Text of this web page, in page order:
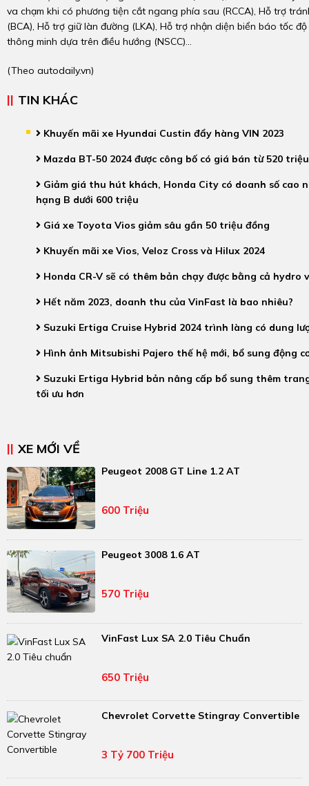
va chạm khi có phương tiện cắt ngang phía sau (RCCA), Hỗ trợ
(BCA), Hỗ trợ giữ làn đường (LKA), Hỗ trợ nhận diện biển báo tốc
thông minh dựa trên điều hướng (NSCC)…
(Theo autodaily.vn)
TIN KHÁC
Khuyến mãi xe Hyundai Custin đẩy hàng VIN 2023
Mazda BT-50 2024 được công bố có giá bán từ 520 triệu
Giảm giá thu hút khách, Honda City có doanh số cao
hạng B dưới 600 triệu
Giá xe Toyota Vios giảm sâu gần 50 triệu đồng
Khuyến mãi xe Vios, Veloz Cross và Hilux 2024
Honda CR-V sẽ có thêm bản chạy được bằng cả hydro
Hết năm 2023, doanh thu của VinFast là bao nhiêu?
Suzuki Ertiga Cruise Hybrid 2024 trình làng có dung
Hình ảnh Mitsubishi Pajero thế hệ mới, bổ sung động
Suzuki Ertiga Hybrid bản nâng cấp bổ sung thêm
tối ưu hơn
XE MỚI VỀ
Peugeot 2008 GT Line 1.2 AT
600 Triệu
Peugeot 3008 1.6 AT
570 Triệu
VinFast Lux SA 2.0 Tiêu Chuẩn
650 Triệu
Chevrolet Corvette Stingray Convertible
3 Tỷ 700 Triệu